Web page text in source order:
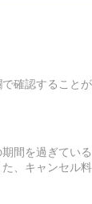
確認すること
間を過ぎてい
、キャンセル